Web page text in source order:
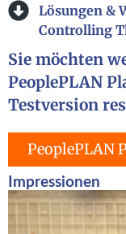
Lösungen &
Controlling
Sie möchten
PeoplePLAN
Testversion
PeoplePLAN
Impressionen